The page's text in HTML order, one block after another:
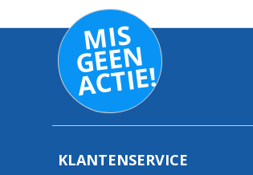
MI
S
G
E
E
N
A
C
TI
E!
KLANTENSERVICE